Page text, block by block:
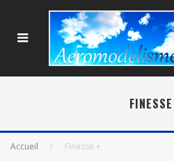
Accueil Finesse +